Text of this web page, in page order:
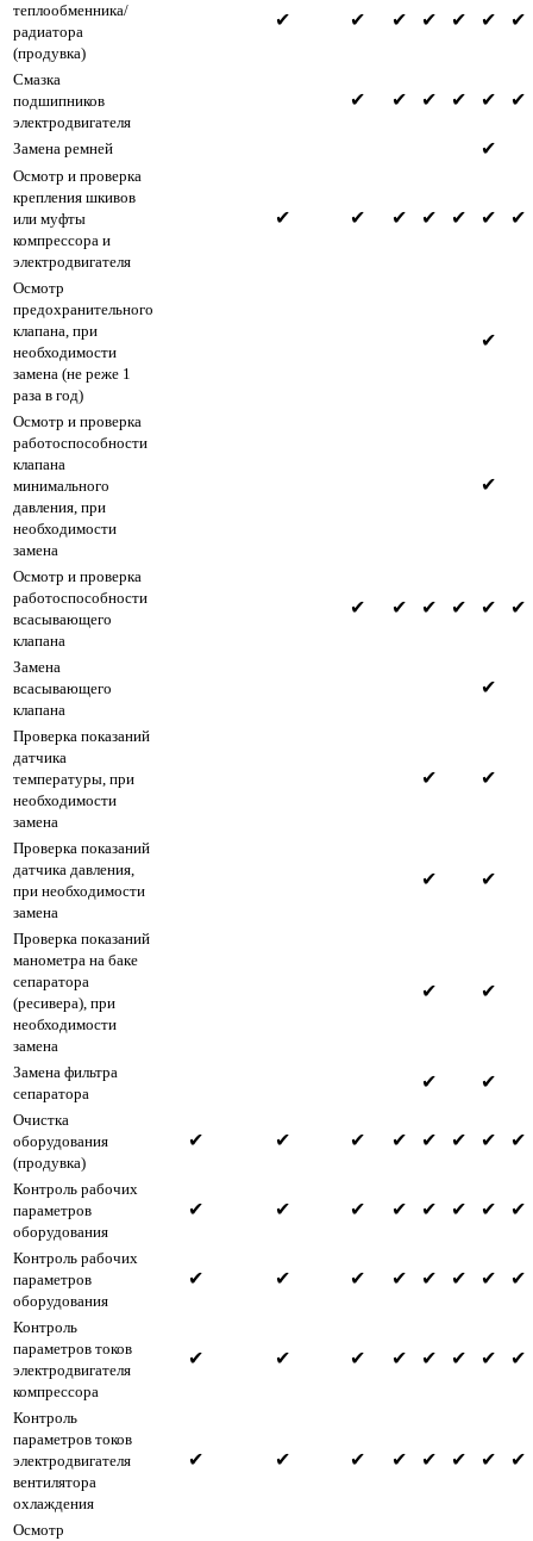
теплообменника/
радиатора
(продувка)
✔ ✔ ✔ ✔ ✔ ✔ ✔
Смазка
подшипников
электродвигателя
✔ ✔ ✔ ✔ ✔ ✔
Замена ремней ✔
Осмотр и проверка
крепления шкивов
или муфты
компрессора и
электродвигателя
✔ ✔ ✔ ✔ ✔ ✔ ✔
Осмотр
предохранительного
клапана, при
необходимости
замена (не реже 1
раза в год)
✔
Осмотр и проверка
работоспособности
клапана
минимального
давления, при
необходимости
замена
✔
Осмотр и проверка
работоспособности
всасывающего
клапана
✔ ✔ ✔ ✔ ✔ ✔
Замена
всасывающего
клапана
✔
Проверка показаний
датчика
температуры, при
необходимости
замена
✔ ✔
Проверка показаний
датчика давления,
при необходимости
замена
✔ ✔
Проверка показаний
манометра на баке
сепаратора
(ресивера), при
необходимости
замена
✔ ✔
Замена фильтра
сепаратора
✔ ✔
Очистка
оборудования
(продувка)
✔ ✔ ✔ ✔ ✔ ✔ ✔ ✔
Контроль рабочих
параметров
оборудования
✔ ✔ ✔ ✔ ✔ ✔ ✔ ✔
Контроль рабочих
параметров
оборудования
✔ ✔ ✔ ✔ ✔ ✔ ✔ ✔
Контроль
параметров токов
электродвигателя
компрессора
✔ ✔ ✔ ✔ ✔ ✔ ✔ ✔
Контроль
параметров токов
электродвигателя
вентилятора
охлаждения
✔ ✔ ✔ ✔ ✔ ✔ ✔ ✔
Осмотр